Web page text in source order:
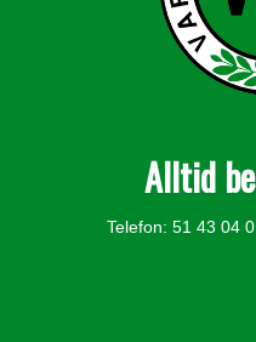
Alltid
Telefon: 51 43